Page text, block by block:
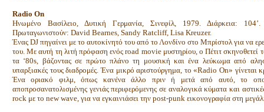
Radio On
Ηνωμένο Βασίλειο, Δυτική Γερμανία, Σινεφίλ, 1979. Διάρκεια:
Πρωταγωνιστούν: David Bearnes, Sandy Ratcliff, Lisa Kreuzer.
Ένας DJ πηγαίνει με το αυτοκίνητό του από το Λονδίνο στο Μπρίστολ για να
του. Με αυτή τη λιτή πρόφαση ενός road movie μυστηρίου, ο Πέτιτ σκηνοθετεί
τα ‘80s, βάζοντας σε πρώτο πλάνο τη μουσική και ένα λεύκωμα από
υπαρξιακές τους διαδρομές. Ένα μικρό αριστούργημα, το «Radio On» γίνεται
Ένα οριακό φιλμ, όπως κανένα άλλο πριν ή μετά από αυτό, το
αποπροσανατολισμένης γενιάς περιφερόμενης σε αναλογικά κύματα και
rock με το new wave, για να εγκαινιάσει την post-punk εικονογραφία στη